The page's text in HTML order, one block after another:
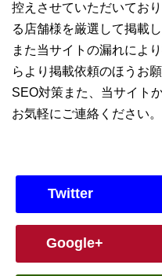
控えさせていただいてお
る店舗様を厳選して掲載
また当サイトの漏れによ
らより掲載依頼のほうお
SEO対策また、当サイト
お気軽にご連絡ください
Twitter
Google+